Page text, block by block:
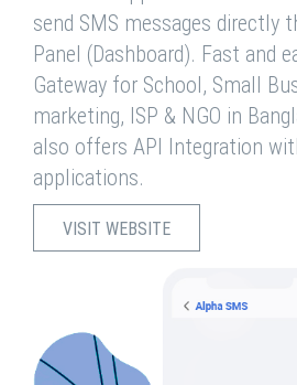
send SMS messages directly
Panel (Dashboard). Fast and
Gateway for School, Small
marketing, ISP & NGO in
also offers API Integration
applications.
VISIT WEBSITE